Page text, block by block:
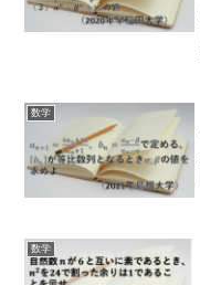
数学
数学